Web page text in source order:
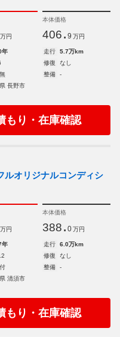
万円
本体価格
406. 9 万円
年 走行
5.7万km
修復
なし
整備
-
長野市
もり・在庫確認
ルオリジナルコンディシ
万円
本体価格
388. 0 万円
年 走行
6.0万km
修復
なし
整備
-
清須市
もり・在庫確認